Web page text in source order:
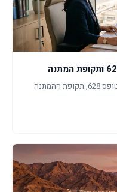
הסדרת מעמד התושבות בביטוח הלאומי, טופס 628, תקופת ההמתנה